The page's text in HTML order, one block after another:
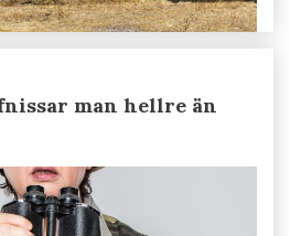
man hellre än